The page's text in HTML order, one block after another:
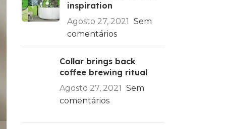
inspiration
Agosto 27, 2021 Sem
comentários
Collar brings back
coffee brewing ritual
Agosto 27, 2021 Sem
comentários